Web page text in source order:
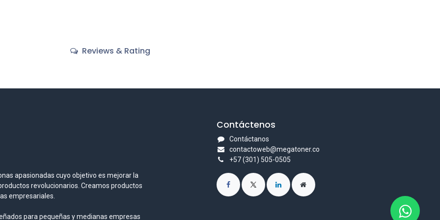
Reviews & Rating
apasionadas cuyo objetivo es mejorar la
revolucionarios. Creamos productos
empresariales.
para pequeñas y medianas empresas
Contáctenos
Contáctanos
contactoweb@megatoner.co
+57 (301) 505-0505